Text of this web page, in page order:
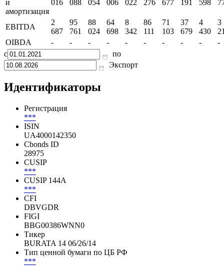
и
амортизация
016
088
054
006
022
276
677
191
598
EBITDA
2
687
95
761
88
024
64
698
8
342
86
111
71
103
37
679
4
430
3
OIBDA
- - - - - - - - -
-
с
по
Экспорт
Идентификаторы
Регистрация
***
ISIN
UA4000142350
Cbonds ID
28975
CUSIP
***
CUSIP 144A
***
CFI
DBVGDR
FIGI
BBG00386WNN0
Тикер
BURATA 14 06/26/14
Тип ценной бумаги по ЦБ РФ
***